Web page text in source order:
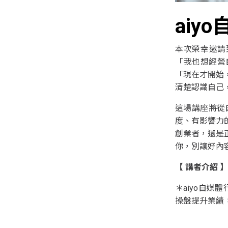
aiyo
本次榮幸邀
「我也想經
「現在才開
清楚認識自己
這場講座將
度、有影響力
創業者，還是
你，別讓好內
【 講者介紹 】
＊aiyo自媒體
操盤提升業績